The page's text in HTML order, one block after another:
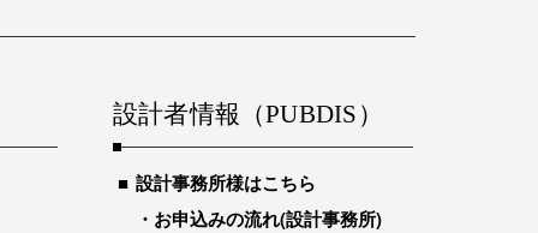
設計者情報（PUBDIS）
設計事務所様はこちら
お申込みの流れ(設計事務所)